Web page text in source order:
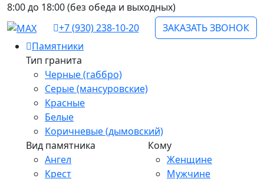
8:00 до 18:00 (без обеда и выходных)
+7 (930) 238-10-20
ЗАКАЗАТЬ ЗВОНОК
Памятники
Тип гранита
Черные (габбро)
Серые (мансуровские)
Красные
Белые
Коричневые (дымовский)
Вид памятника
Ангел
Крест
Кому
Женщине
Мужчине